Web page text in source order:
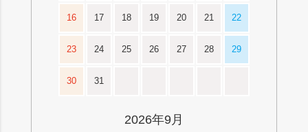
16 17 18 19 20 21 22
23 24 25 26 27 28 29
30 31
2026年9月